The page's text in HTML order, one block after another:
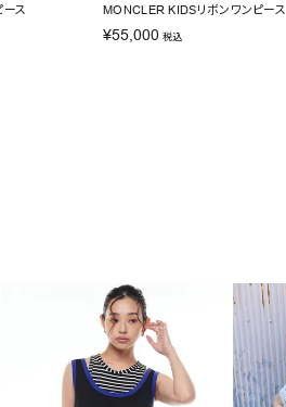
ス MONCLER KIDSリボンワンピース
¥55,000 税込